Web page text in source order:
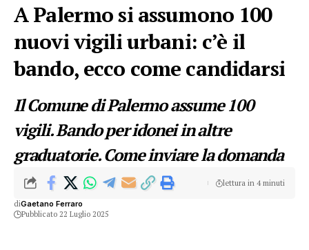
A Palermo si assumono 100
nuovi vigili urbani: c’è il
bando, ecco come candidarsi
Il Comune di Palermo assume 100
vigili. Bando per idonei in altre
graduatorie. Come inviare la domanda
diGaetano Ferraro
Pubblicato 22 Luglio 2025
lettura in 4 minuti